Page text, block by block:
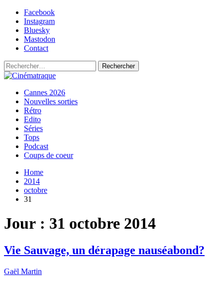
Skip
content
Facebook
Instagram
Bluesky
Mastodon
Contact
Rechercher :
Cinématraque
Si on avait du talent, on ferait des films
Primary
Menu
Cannes 2026
Nouvelles sorties
Rétro
Edito
Séries
Tops
Podcast
Coups de coeur
Home
2014
octobre
31
Jour : 31 octobre 2014
Vie Sauvage, un dérapage nauséabond?
Gaël Martin